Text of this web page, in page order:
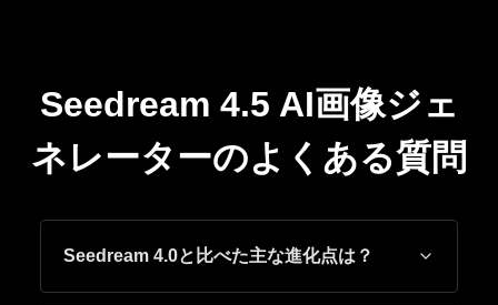
Seedream 4.5 AI画像ジェ
ネレーターのよくある質問
Seedream 4.0と比べた主な進化点は？